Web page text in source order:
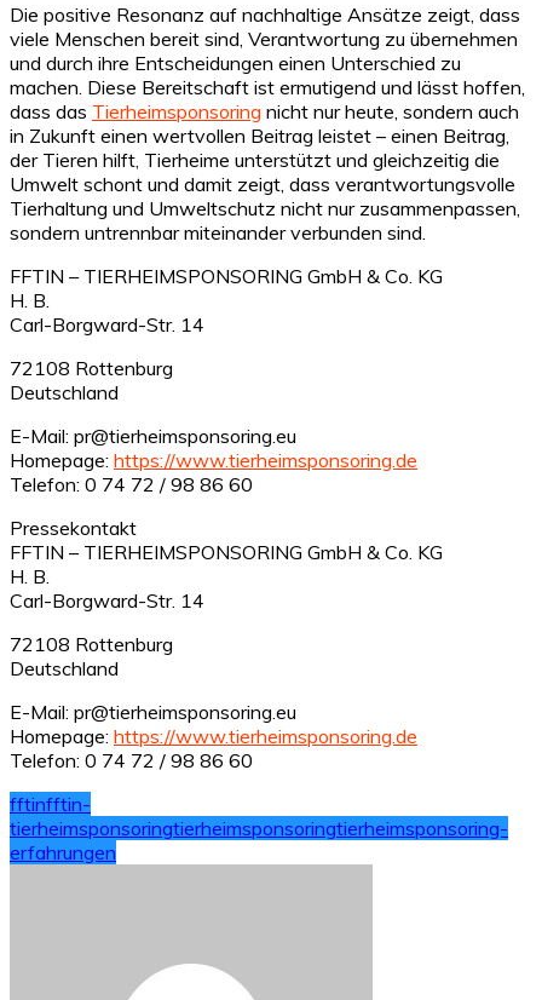
Die positive Resonanz auf nachhaltige Ansätze zeigt, dass
viele Menschen bereit sind, Verantwortung zu übernehmen
und durch ihre Entscheidungen einen Unterschied zu
machen. Diese Bereitschaft ist ermutigend und lässt hoffen,
dass das Tierheimsponsoring nicht nur heute, sondern auch
in Zukunft einen wertvollen Beitrag leistet – einen Beitrag,
der Tieren hilft, Tierheime unterstützt und gleichzeitig die
Umwelt schont und damit zeigt, dass verantwortungsvolle
Tierhaltung und Umweltschutz nicht nur zusammenpassen,
sondern untrennbar miteinander verbunden sind.
FFTIN – TIERHEIMSPONSORING GmbH & Co. KG
H. B.
Carl-Borgward-Str. 14
72108 Rottenburg
Deutschland
E-Mail: pr@tierheimsponsoring.eu
Homepage: https://www.tierheimsponsoring.de
Telefon: 0 74 72 / 98 86 60
Pressekontakt
FFTIN – TIERHEIMSPONSORING GmbH & Co. KG
H. B.
Carl-Borgward-Str. 14
72108 Rottenburg
Deutschland
E-Mail: pr@tierheimsponsoring.eu
Homepage: https://www.tierheimsponsoring.de
Telefon: 0 74 72 / 98 86 60
fftinfftin-
tierheimsponsoringtierheimsponsoringtierheimsponsoring-
erfahrungen